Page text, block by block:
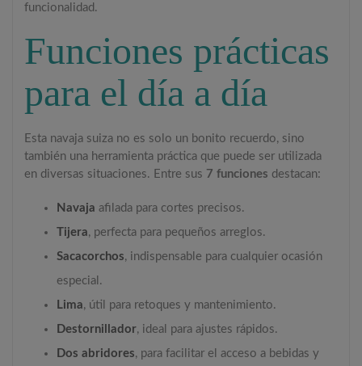
funcionalidad.
Funciones prácticas
para el día a día
Esta navaja suiza no es solo un bonito recuerdo, sino
también una herramienta práctica que puede ser utilizada
en diversas situaciones. Entre sus 7 funciones destacan:
Navaja afilada para cortes precisos.
Tijera, perfecta para pequeños arreglos.
Sacacorchos, indispensable para cualquier ocasión
especial.
Lima, útil para retoques y mantenimiento.
Destornillador, ideal para ajustes rápidos.
Dos abridores, para facilitar el acceso a bebidas y